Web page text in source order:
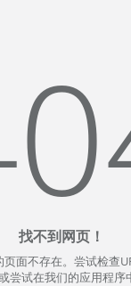
找不到网页！
面不存在。尝试检查
尝试在我们的应用程序